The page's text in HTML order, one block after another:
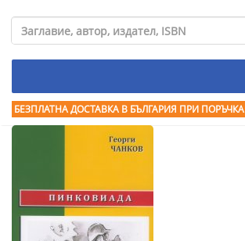
БЕЗПЛАТНА ДОСТАВКА В БЪЛГАРИЯ ПРИ ПОРЪЧКА